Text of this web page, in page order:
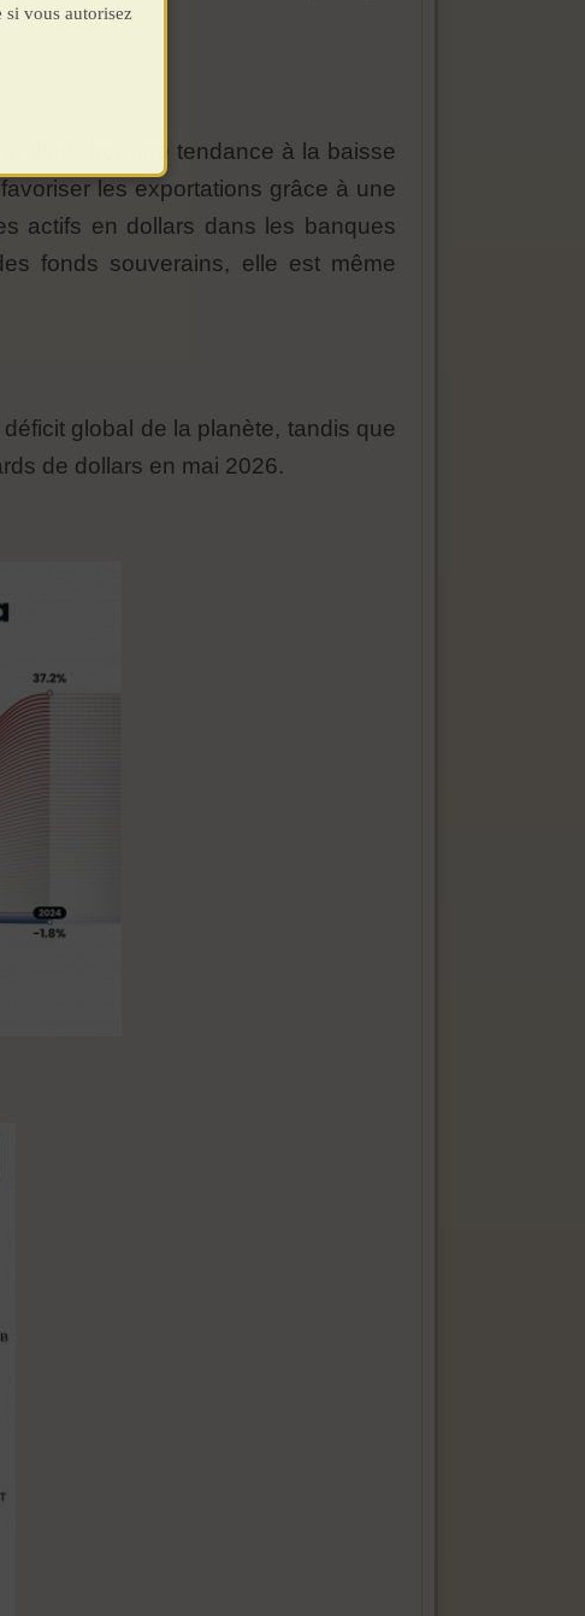
d’afficher une tendance à la baisse
les exportations grâce à une
actifs en dollars dans les banques
fonds souverains, elle est même
global de la planète, tandis que
de dollars en mai 2026.
si vous autorisez